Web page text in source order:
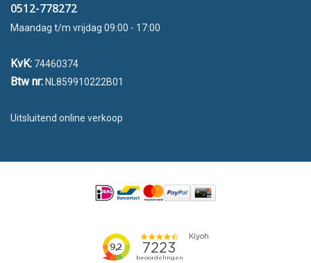
0512-778272
Maandag t/m vrijdag 09:00 - 17:00
KvK: 74460374
Btw nr: NL859910222B01
Uitsluitend online verkoop